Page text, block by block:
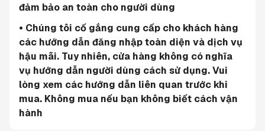
đảm bảo an toàn cho người dùng
• Chúng tôi cố gắng cung cấp cho khách hàng
các hướng dẫn đăng nhập toàn diện và dịch vụ
hậu mãi. Tuy nhiên, cửa hàng không có nghĩa
vụ hướng dẫn người dùng cách sử dụng. Vui
lòng xem các hướng dẫn liên quan trước khi
mua. Không mua nếu bạn không biết cách vận
hành